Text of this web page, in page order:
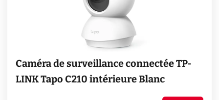
Caméra de surveillance connectée TP-
LINK Tapo C210 intérieure Blanc